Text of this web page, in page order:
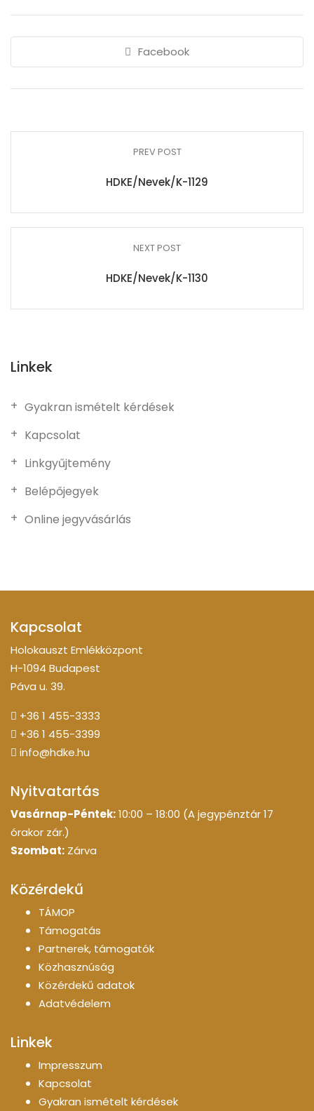
Facebook
PREV POST
HDKE/Nevek/K-1129
NEXT POST
HDKE/Nevek/K-1130
Linkek
Gyakran ismételt kérdések
Kapcsolat
Linkgyűjtemény
Belépőjegyek
Online jegyvásárlás
Kapcsolat
Holokauszt Emlékközpont
H-1094 Budapest
Páva u. 39.
+36 1 455-3333
+36 1 455-3399
info@hdke.hu
Nyitvatartás
Vasárnap-Péntek:10:00 – 18:00 (A jegypénztár 17
órakor zár.)
Szombat: Zárva
Közérdekű
TÁMOP
Támogatás
Partnerek, támogatók
Közhasznúság
Közérdekű adatok
Adatvédelem
Linkek
Impresszum
Kapcsolat
Gyakran ismételt kérdések